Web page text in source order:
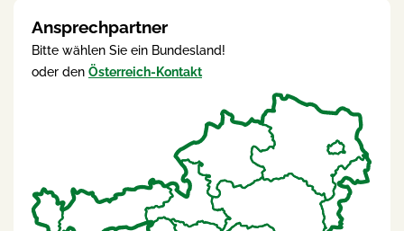
Ansprechpartner
Bitte wählen Sie ein Bundesland!
oder den Österreich-Kontakt